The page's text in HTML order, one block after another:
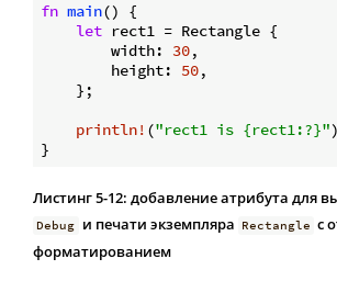
fn main() {
let rect1 = Rectangle {
        width:
30,
        height:
50,
    };
println! ("rect1 is {rect1:?}"
Листинг 5-12: добавление атрибута для
Debug и печати экземпляра Rectangle с
форматированием